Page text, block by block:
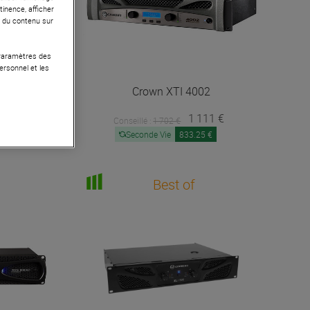
CrownXTI 4002
Conseillé : 1 702 € 1 111 €
Seconde Vie 833.25 €
Best of
afficher
contenu sur
des
et les